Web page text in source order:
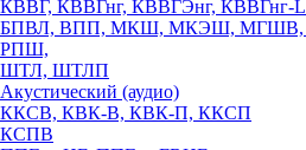
КВВГ, КВВГнг, КВВГЭнг, КВВГнг-
БПВЛ, ВПП, МКШ, МКЭШ, МГШВ,
РПШ,
ШТЛ, ШТЛП
Акустический (аудио)
ККСВ, КВК-В, КВК-П, ККСП
КСПВ